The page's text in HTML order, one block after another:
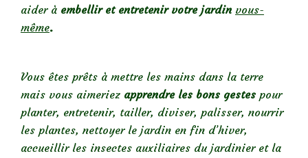
aider à embellir et entretenir votre jardin vous-
même.
Vous êtes prêts à mettre les mains dans la terre
mais vous aimeriez apprendre les bons gestes pour
planter, entretenir, tailler, diviser, palisser, nourrir
les plantes, nettoyer le jardin en fin d’hiver,
accueillir les insectes auxiliaires du jardinier et la